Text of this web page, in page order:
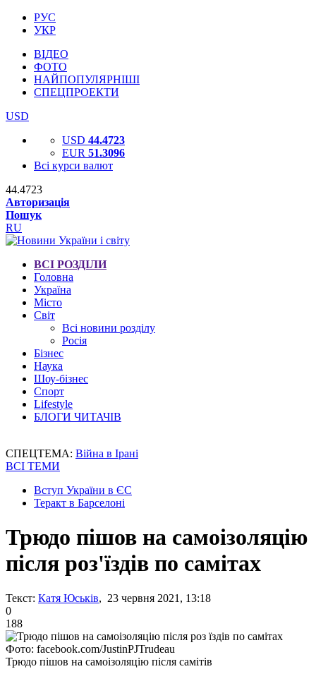
РУС
УКР
ВІДЕО
ФОТО
НАЙПОПУЛЯРНІШІ
СПЕЦПРОЕКТИ
USD
USD 44.4723
EUR 51.3096
Всі курси валют
44.4723
Авторизація
Пошук
RU
ВСІ РОЗДІЛИ
Головна
Україна
Місто
Світ
Всі новини розділу
Росія
Бізнес
Наука
Шоу-бізнес
Спорт
Lifestyle
БЛОГИ ЧИТАЧІВ
СПЕЦТЕМА: Війна в Ірані
ВСІ ТЕМИ
Вступ України в ЄС
Теракт в Барселоні
Трюдо пішов на самоізоляцію
після роз'їздів по самітах
Текст: Катя Юськів, 23 червня 2021, 13:18
0
188
Фото: facebook.com/JustinPJTrudeau
Трюдо пішов на самоізоляцію після самітів